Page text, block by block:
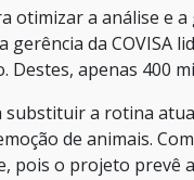
otimizar a análise e
da COVISA
Destes, apenas 400
substituir a rotina
de animais.
pois o projeto prevê